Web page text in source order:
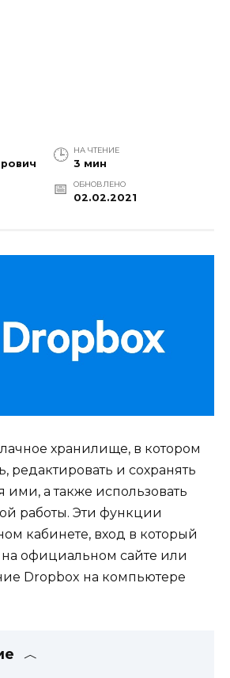
НА ЧТЕНИЕ
3 мин
ОБНОВЛЕНО
02.02.2021
хранилище, в котором
редактировать и сохранять
ими, а также использовать
работы. Эти функции
кабинете, вход в который
на официальном сайте или
Dropbox на компьютере